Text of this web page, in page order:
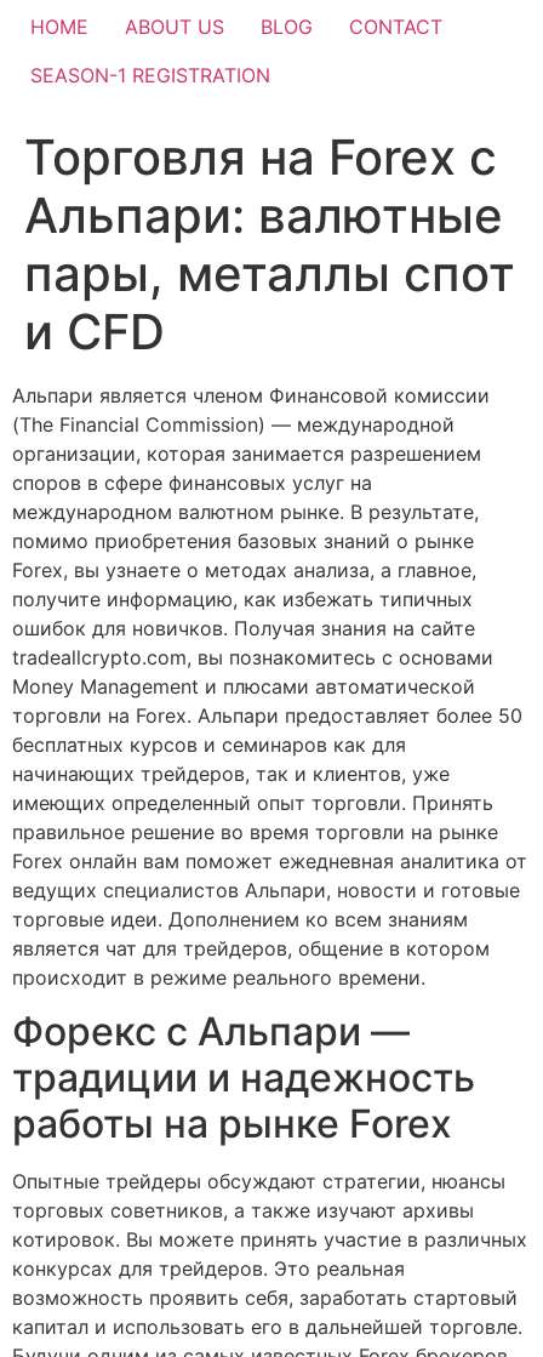
HOME ABOUT US BLOG
CONTACT
SEASON-1 REGISTRATION
Торговля на Forex с
Альпари: валютные
пары, металлы спот
и CFD
Альпари является членом Финансовой комиссии
(The Financial Commission) — международной
организации, которая занимается разрешением
споров в сфере финансовых услуг на
международном валютном рынке. В результате,
помимо приобретения базовых знаний о рынке
Forex, вы узнаете о методах анализа, а главное,
получите информацию, как избежать типичных
ошибок для новичков. Получая знания на сайте
tradeallcrypto.com, вы познакомитесь с основами
Money Management и плюсами автоматической
торговли на Forex. Альпари предоставляет более 50
бесплатных курсов и семинаров как для
начинающих трейдеров, так и клиентов, уже
имеющих определенный опыт торговли. Принять
правильное решение во время торговли на рынке
Forex онлайн вам поможет ежедневная аналитика от
ведущих специалистов Альпари, новости и готовые
торговые идеи. Дополнением ко всем знаниям
является чат для трейдеров, общение в котором
происходит в режиме реального времени.
Форекс с Альпари —
традиции и надежность
работы на рынке Forex
Опытные трейдеры обсуждают стратегии, нюансы
торговых советников, а также изучают архивы
котировок. Вы можете принять участие в различных
конкурсах для трейдеров. Это реальная
возможность проявить себя, заработать стартовый
капитал и использовать его в дальнейшей торговле.